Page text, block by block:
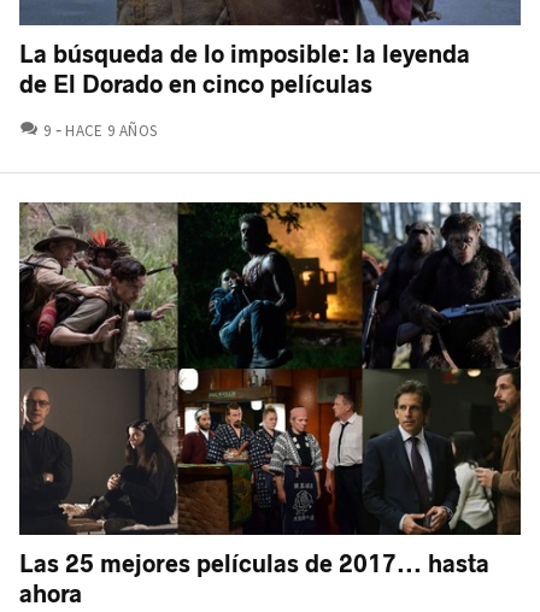
La búsqueda de lo imposible: la leyenda
de El Dorado en cinco películas
9 COMENTARIOS
HACE 9 AÑOS
Las 25 mejores películas de 2017... hasta
ahora